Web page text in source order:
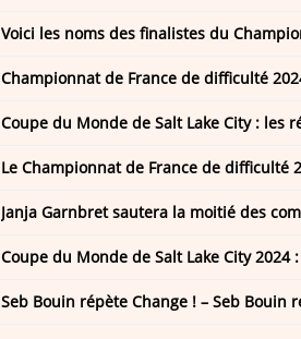
Voici les noms des finalistes du
Championnat de France de difficulté
Coupe du Monde de Salt Lake City : les
Le Championnat de France de difficulté
Janja Garnbret sautera la moitié des
Coupe du Monde de Salt Lake City 2024
Seb Bouin répète Change ! – Seb Bouin